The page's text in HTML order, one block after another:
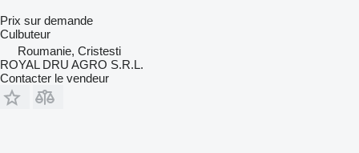
Prix sur demande
Culbuteur
Roumanie, Cristesti
ROYAL DRU AGRO S.R.L.
Contacter le vendeur